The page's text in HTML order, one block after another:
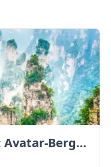
Zhangjiajie entdecken: Avatar-Berge & Altstadt von Fenghuang